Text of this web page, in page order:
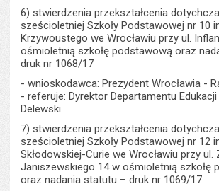
6) stwierdzenia przekształcenia
sześcioletniej Szkoły Podstawowej nr 10
Krzywoustego we Wrocławiu przy ul.
ośmioletnią szkołę podstawową oraz
druk nr 1068/17
- wnioskodawca: Prezydent Wrocławia -
- referuje: Dyrektor Departamentu
Delewski
7) stwierdzenia przekształcenia
sześcioletniej Szkoły Podstawowej nr 12
Skłodowskiej-Curie we Wrocławiu przy ul.
Janiszewskiego 14 w ośmioletnią szkołę
oraz nadania statutu – druk nr 1069/17